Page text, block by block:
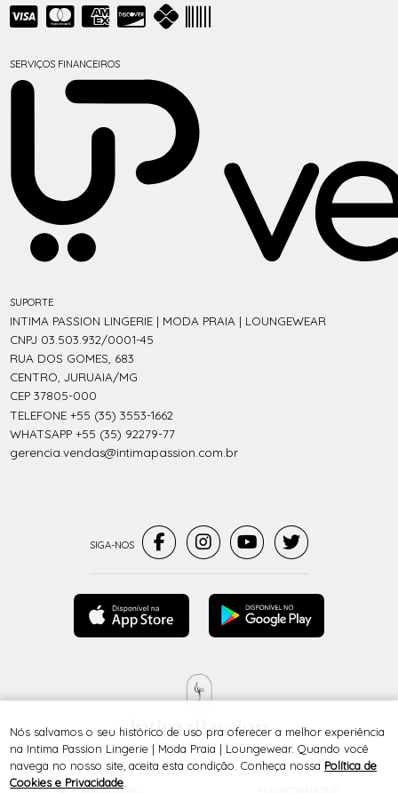
SERVIÇOS FINANCEIROS
SITE 100% SEGURO
SUPORTE
INTIMA PASSION LINGERIE | MODA PRAIA | LOUNGEWEAR
CNPJ 03.503.932/0001-45
RUA DOS GOMES, 683
CENTRO, JURUAIA/MG
CEP 37805-000
TELEFONE +55 (35) 3553-1662
WHATSAPP +55 (35) 92279-77
gerencia.vendas@intimapassion.com.br
® TODOS DIREITOS RESERVADOS
Nós salvamos o seu histórico de uso pra oferecer a melhor experiência
na Intima Passion Lingerie | Moda Praia | Loungewear. Quando você
navega no nosso site, aceita esta condição. Conheça nossa Política de
Cookies e Privacidade